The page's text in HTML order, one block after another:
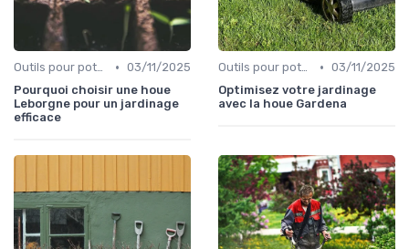
Outils pour potagers • 03/11/2025
Pourquoi choisir une houe
Leborgne pour un jardinage
efficace
Outils pour potagers • 03/11/2025
Optimisez votre jardinage
avec la houe Gardena